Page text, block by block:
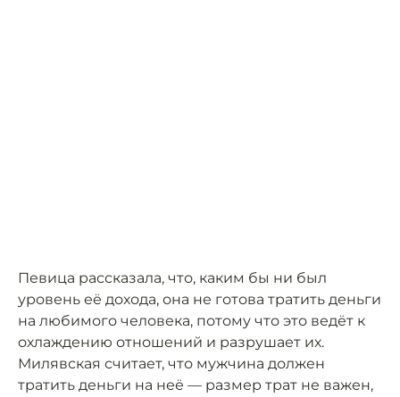
Певица рассказала, что, каким бы ни был
уровень её дохода, она не готова тратить деньги
на любимого человека, потому что это ведёт к
охлаждению отношений и разрушает их.
Милявская считает, что мужчина должен
тратить деньги на неё — размер трат не важен,